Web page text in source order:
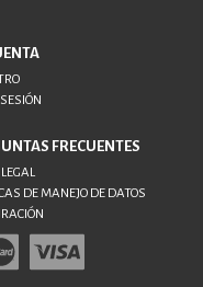
FRECUENTES
DE MANEJO DE DATOS